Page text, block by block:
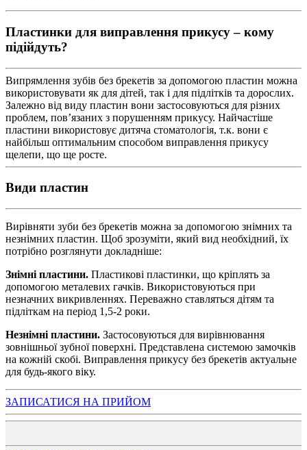
Пластинки для виправлення прикусу – кому
підійдуть?
Випрямлення зубів без брекетів за допомогою пластин можна
використовувати як для дітей, так і для підлітків та дорослих.
Залежно від виду пластин вони застосовуються для різних
проблем, пов’язаних з порушенням прикусу. Найчастіше
пластини використовує дитяча стоматологія, т.к. вони є
найбільш оптимальним способом виправлення прикусу
щелепи, що ще росте.
Види пластин
Вирівняти зуби без брекетів можна за допомогою знімних та
незнімних пластин. Щоб зрозуміти, який вид необхідний, їх
потрібно розглянути докладніше:
Знімні пластини. Пластикові пластинки, що кріплять за
допомогою металевих гачків. Використовуються при
незначних викривленнях. Переважно ставляться дітям та
підліткам на період 1,5-2 роки.
Незнімні пластини. Застосовуються для вирівнювання
зовнішньої зубної поверхні. Представлена ​​системою замочків
на кожній скобі. Виправлення прикусу без брекетів актуальне
для будь-якого віку.
ЗАПИСАТИСЯ НА ПРИЙОМ